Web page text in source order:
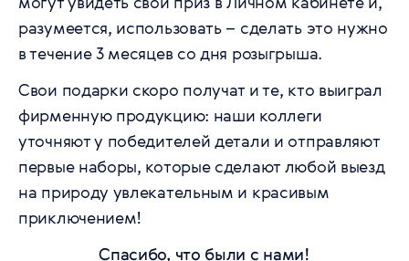
разумеется, использовать – сделать это нужно
в течение 3 месяцев со дня розыгрыша.
Свои подарки скоро получат и те, кто выиграл
фирменную продукцию: наши коллеги
уточняют у победителей детали и отправляют
первые наборы, которые сделают любой выезд
на природу увлекательным и красивым
приключением!
Спасибо, что были с нами!